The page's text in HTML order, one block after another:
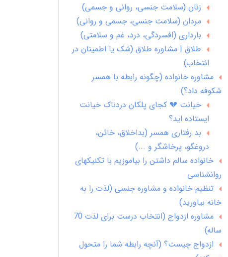
زنان (سلامت جنسی، روانی و جسمی)
مردان (سلامت جنسی، جسمی و روانی)
بارداری (افسردگی، درد، غم و سلامتی)
طلاق | مشاوره طلاق (شک یا اطمینان در
انتخاب)
مشاوره خانواده (چگونه رابطه با همسر
شکوفه داد؟)
خیانت 💔 کجای پلکان دردناک خیانت
ایستاده اید؟
بد رفتاری همسر (بداخلاق، خائن،
دروغگو، پرخاشگر و ...)
خانواده سالم داشتن را بیاموزیم با تکنیکهای
روانشناسی
تنظیم خانواده و مشاوره جنسی (لذت را به
خانه بیاورید)
مشاوره ازدواج (انتخاب درست برای لذت 70
ساله)
ازدواج چیست؟ (آنچه رابطه شما را متحول